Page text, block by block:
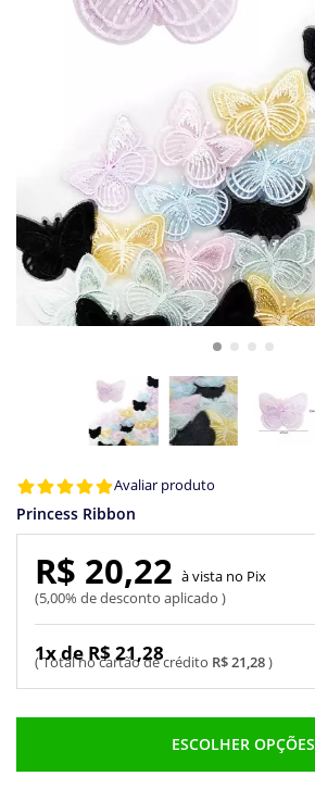
Avaliar produto
Princess Ribbon
R$ 21,28
1x de R$ 21,28
R$ 20,22
5,00% de desconto aplicado
Pix
ESCOLHER OPÇÕES